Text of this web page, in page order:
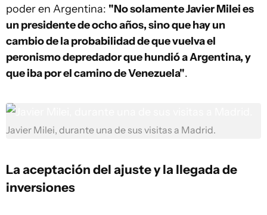
poder en Argentina: "No solamente Javier Milei es
un presidente de ocho años, sino que hay un
cambio de la probabilidad de que vuelva el
peronismo depredador que hundió a Argentina, y
que iba por el camino de Venezuela".
Javier Milei, durante una de sus visitas a Madrid.
La aceptación del ajuste y la llegada de
inversiones